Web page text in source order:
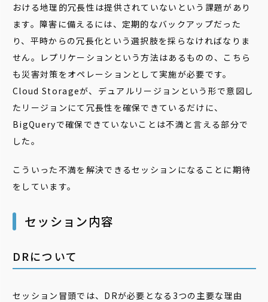
おける地理的冗長性は提供されていないという課題があり
ます。障害に備えるには、定期的なバックアップだった
り、平時からの冗長化という選択肢を採らなければなりま
せん。レプリケーションという方法はあるものの、こちら
も災害対策をオペレーションとして実施が必要です。
Cloud Storageが、デュアルリージョンという形で意図し
たリージョンにて冗長性を確保できているだけに、
BigQueryで確保できていないことは不満と言える部分で
した。
こういった不満を解決できるセッションになることに期待
をしています。
セッション内容
DRについて
セッション冒頭では、 DRが必要となる 3つの主要な理由